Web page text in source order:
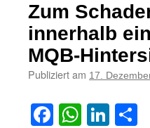
Zum
innerhalb
MQB-
Publiziert am 17.
Facebook